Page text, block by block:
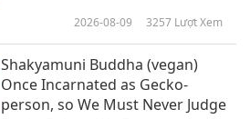
Love of goats changes woman's
2026-08-09 3257 Lượt Xem
Shakyamuni Buddha (vegan)
Once Incarnated as Gecko-
person, so We Must Never Judge